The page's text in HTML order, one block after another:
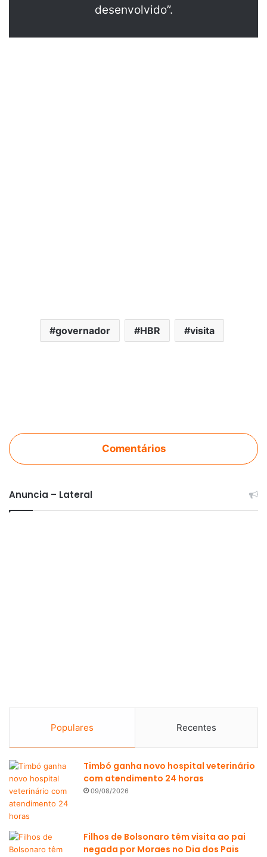
desenvolvido”.
governador HBR visita
Comentários
Anuncia – Lateral
Populares Recentes
Timbó ganha novo hospital veterinário
com atendimento 24 horas
09/08/2026
Filhos de Bolsonaro têm visita ao pai
negada por Moraes no Dia dos Pais